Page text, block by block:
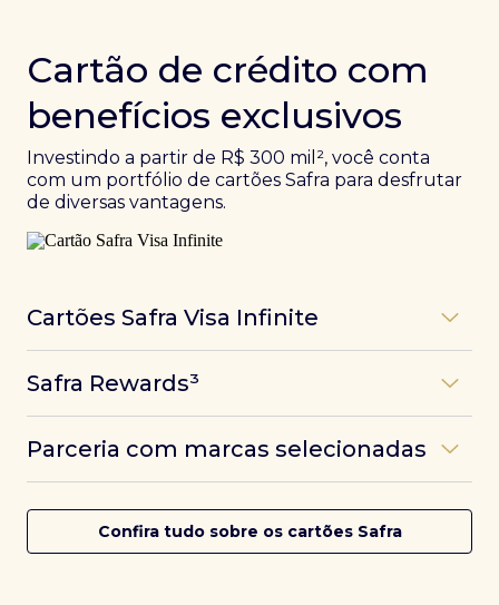
Cartão de crédito com
benefícios exclusivos
Investindo a partir de R$ 300 mil², você conta
com um portfólio de cartões Safra para desfrutar
de diversas vantagens.
Cartões Safra Visa Infinite
experiências refinadas a benefícios únicos, como
converte seus investimentos em limite no cartão e
conta com acesso a mais de 1.400 salas VIP Dragon
Pass ao redor do mundo.
Safra Rewards³
das melhores pontuações do mercado.
Parceria com marcas selecionadas
cartões Safra.
Confira tudo sobre os cartões Safra